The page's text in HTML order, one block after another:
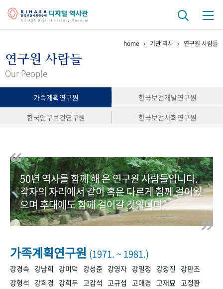
걸어온 길 기관 변천사
연구 역사
정책과 연구 키워드로 보는 연구 역사
연구자들
간행물 변천사
기록물 아카이브
사진 아카이브 문서 기록물 행정박물 영상 기록물
50+1주년 기념
+1
VR 역사관
home 기관 역사 연구원 사람들
연구원 사람들
Our People
가족계획연구원
한국보건개발연구원
한국인구보건연구원
한국보건사회연구원
50년 역사를 함께 해 온 연구원 사람들입니다.
각자의 자리에서 같이 혹은 다르게 함께 걸어왔
으며 후대에도 함께 걸어갈 것입니다.
가족계획연구원 (1971. ~ 1981.)
강경숙 강남희 강미덕 강성준 강영자 강일정 강정진
강판조
강형석
강희경 강희두 고갑석 고규섭 고애경 고재묘 고정환